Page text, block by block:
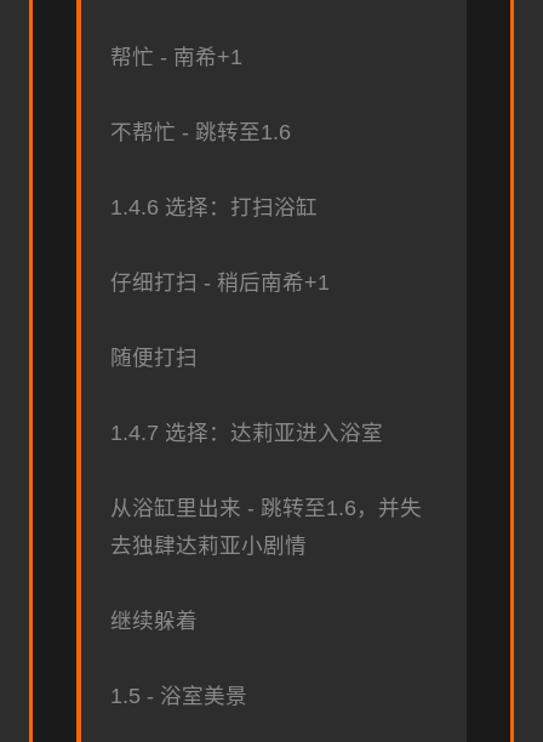
帮忙 - 南希+1
不帮忙 - 跳转至1.6
1.4.6 选择：打扫浴缸
仔细打扫 - 稍后南希+1
随便打扫
1.4.7 选择：达莉亚进入浴室
从浴缸里出来 - 跳转至1.6，并失
去独肆达莉亚小剧情
继续躲着
1.5 - 浴室美景